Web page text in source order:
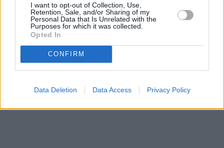
I want to opt-out of Collection, Use,
Retention, Sale, and/or Sharing of my
Personal Data that Is Unrelated with the
Purposes for which it was collected.
Opted In
CONFIRM
Data Deletion Data Access Privacy Policy
O webu parabola.cz•O souborech cookies•
Dovolená u moře•Bazény